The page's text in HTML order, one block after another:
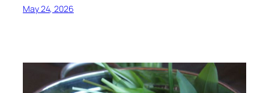
May 24, 2026